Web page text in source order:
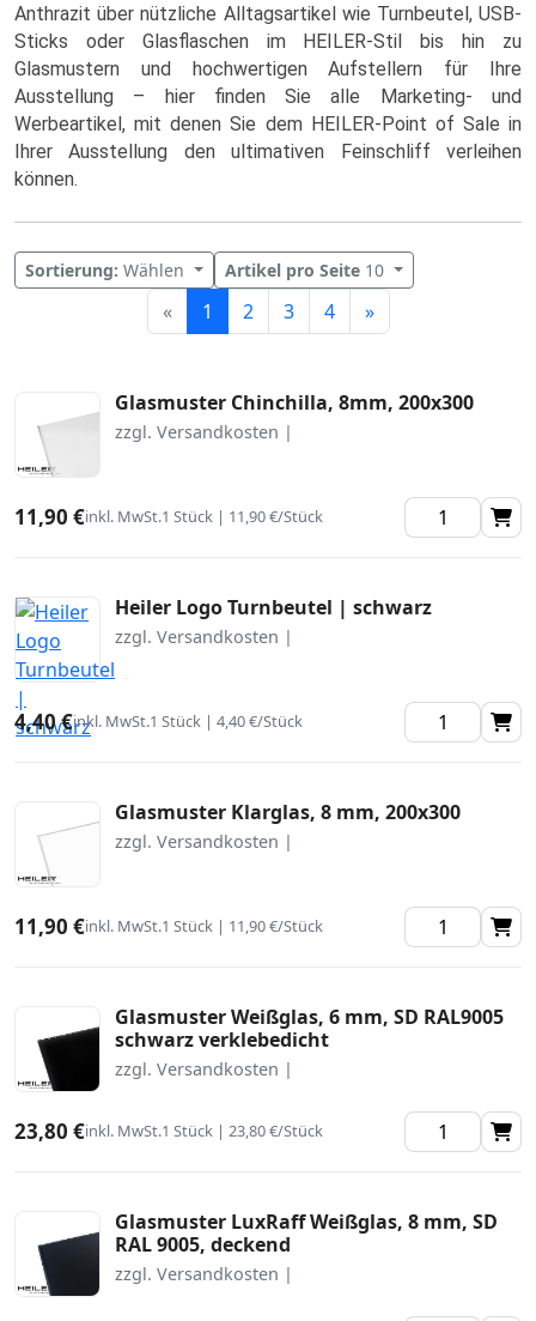
Anthrazit über nützliche Alltagsartikel wie Turnbeutel, USB-
Sticks oder Glasflaschen im HEILER-Stil bis hin zu
Glasmustern und hochwertigen Aufstellern für Ihre
Ausstellung – hier finden Sie alle Marketing- und
Werbeartikel, mit denen Sie dem HEILER-Point of Sale in
Ihrer Ausstellung den ultimativen Feinschliff verleihen
können.
« 1 2 3 4 »Weiter
Sortierung: Wählen Artikel pro Seite 10
Glasmuster Chinchilla, 8mm, 200x300
zzgl. Versandkosten |
11,90 €inkl. MwSt.1 Stück | 11,90 €/Stück
Heiler Logo Turnbeutel | schwarz
zzgl. Versandkosten |
4,40 €inkl. MwSt.1 Stück | 4,40 €/Stück
Glasmuster Klarglas, 8 mm, 200x300
zzgl. Versandkosten |
11,90 €inkl. MwSt.1 Stück | 11,90 €/Stück
Glasmuster Weißglas, 6 mm, SD RAL9005
schwarz verklebedicht
zzgl. Versandkosten |
23,80 €inkl. MwSt.1 Stück | 23,80 €/Stück
Glasmuster LuxRaff Weißglas, 8 mm, SD
RAL 9005, deckend
zzgl. Versandkosten |